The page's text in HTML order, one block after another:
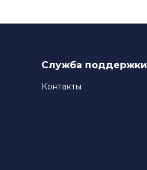
Служба поддержки
Контакты